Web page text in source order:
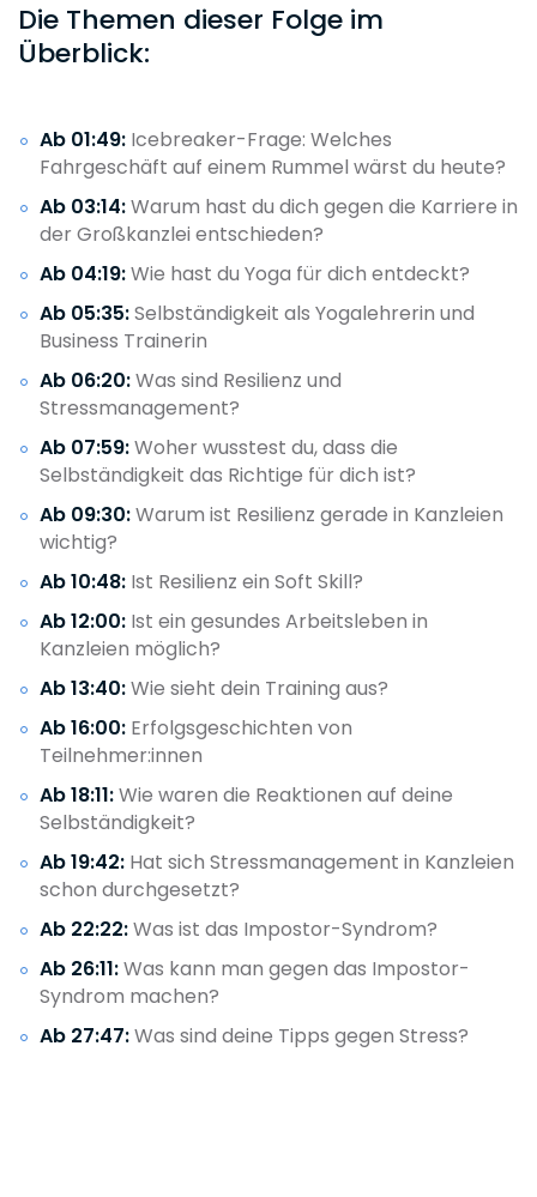
Die Themen dieser Folge im
Überblick:
Ab 01:49: Icebreaker-Frage: Welches
Fahrgeschäft auf einem Rummel wärst du heute?
Ab 03:14:Warum hast du dich gegen die Karriere in
der Großkanzlei entschieden?
Ab 04:19:Wie hast du Yoga für dich entdeckt?
Ab 05:35:Selbständigkeit als Yogalehrerin und
Business Trainerin
Ab 06:20:Was sind Resilienz und
Stressmanagement?
Ab 07:59:Woher wusstest du, dass die
Selbständigkeit das Richtige für dich ist?
Ab 09:30:Warum ist Resilienz gerade in Kanzleien
wichtig?
Ab 10:48: Ist Resilienz ein Soft Skill?
Ab 12:00: Ist ein gesundes Arbeitsleben in
Kanzleien möglich?
Ab 13:40:Wie sieht dein Training aus?
Ab 16:00: Erfolgsgeschichten von
Teilnehmer:innen
Ab 18:11:Wie waren die Reaktionen auf deine
Selbständigkeit?
Ab 19:42: Hat sich Stressmanagement in Kanzleien
schon durchgesetzt?
Ab 22:22:Was ist das Impostor-Syndrom?
Ab 26:11:Was kann man gegen das Impostor-
Syndrom machen?
Ab 27:47:Was sind deine Tipps gegen Stress?